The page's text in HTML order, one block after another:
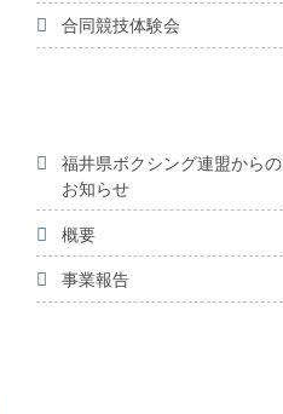
合同競技体験会
福井県ボクシング連盟からの
お知らせ
概要
事業報告